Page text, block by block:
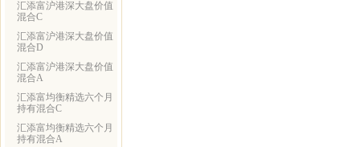
汇添富沪港深大盘价值
混合C
汇添富沪港深大盘价值
混合D
汇添富沪港深大盘价值
混合A
汇添富均衡精选六个月
持有混合C
汇添富均衡精选六个月
持有混合A